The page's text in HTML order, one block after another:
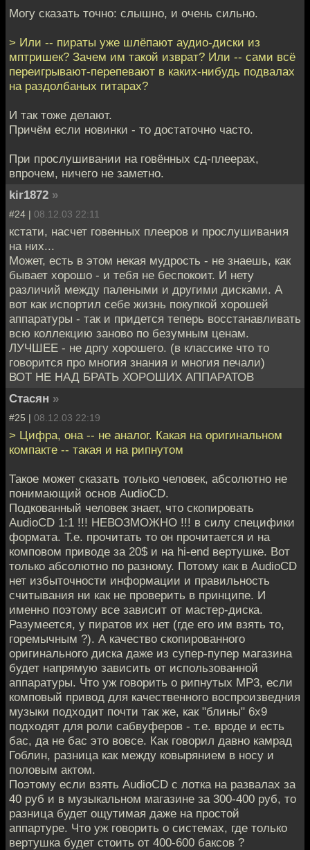
Могу сказать точно: слышно, и очень сильно.
> Или -- пираты уже шлёпают аудио-диски из
мптришек? Зачем им такой изврат? Или -- сами всё
переигрывают-перепевают в каких-нибудь подвалах
на раздолбаных гитарах?
И так тоже делают.
Причём если новинки - то достаточно часто.
При прослушивании на говённых сд-плеерах,
впрочем, ничего не заметно.
kir1872 »
#24 | 08.12.03 22:11
кстати, насчет говенных плееров и прослушивания
на них...
Может, есть в этом некая мудрость - не знаешь, как
бывает хорошо - и тебя не беспокоит. И нету
различий между палеными и другими дисками. А
вот как испортил себе жизнь покупкой хорошей
аппаратуры - так и придется теперь восстанавливать
всю коллекцию заново по безумным ценам.
ЛУЧШЕЕ - не дргу хорошего. (в классике что то
говорится про многия знания и многия печали)
ВОТ НЕ НАД БРАТЬ ХОРОШИХ АППАРАТОВ
Стасян »
#25 | 08.12.03 22:19
> Цифра, она -- не аналог. Какая на оригинальном
компакте -- такая и на рипнутом
Такое может сказать только человек, абсолютно не
понимающий основ AudioCD.
Подкованный человек знает, что скопировать
AudioCD 1:1 !!! НЕВОЗМОЖНО !!! в силу специфики
формата. Т.е. прочитать то он прочитается и на
комповом приводе за 20$ и на hi-end вертушке. Вот
только абсолютно по разному. Потому как в AudioCD
нет избыточности информации и правильность
считывания ни как не проверить в принципе. И
именно поэтому все зависит от мастер-диска.
Разумеется, у пиратов их нет (где его им взять то,
горемычным ?). А качество скопированного
оригинального диска даже из супер-пупер магазина
будет напрямую зависить от использованной
аппаратуры. Что уж говорить о рипнутых МР3, если
комповый привод для качественного воспроизведния
музыки подходит почти так же, как "блины" 6х9
подходят для роли сабвуферов - т.е. вроде и есть
бас, да не бас это вовсе. Как говорил давно камрад
Гоблин, разница как между ковырянием в носу и
половым актом.
Поэтому если взять AudioCD с лотка на развалах за
40 руб и в музыкальном магазине за 300-400 руб, то
разница будет ощутимая даже на простой
аппартуре. Что уж говорить о системах, где только
вертушка будет стоить от 400-600 баксов ?